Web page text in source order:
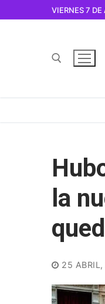
VIERNES 7
la
25